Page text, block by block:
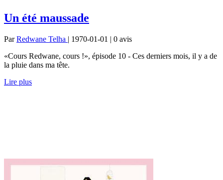
Un été maussade
ParRedwane Telha | 1970-01-01 | 0 avis
«Cours Redwane, cours !», épisode 10 - Ces derniers mois, il y a de
la pluie dans ma tête.
Lire plus